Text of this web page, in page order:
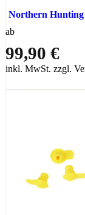
Northern Hunting
ab
99,90 €
inkl. MwSt. zzgl.